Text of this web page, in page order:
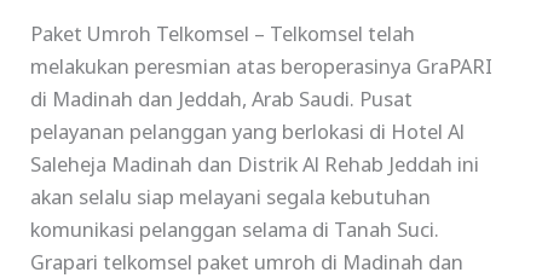
Paket Umroh Telkomsel – Telkomsel telah
melakukan peresmian atas beroperasinya GraPARI
di Madinah dan Jeddah, Arab Saudi. Pusat
pelayanan pelanggan yang berlokasi di Hotel Al
Saleheja Madinah dan Distrik Al Rehab Jeddah ini
akan selalu siap melayani segala kebutuhan
komunikasi pelanggan selama di Tanah Suci.
Grapari telkomsel paket umroh di Madinah dan